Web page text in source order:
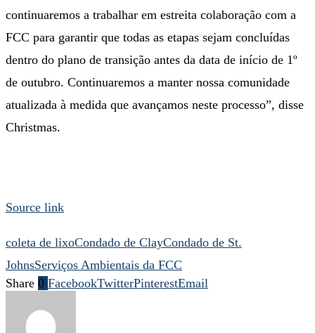
continuaremos a trabalhar em estreita colaboração com a
FCC para garantir que todas as etapas sejam concluídas
dentro do plano de transição antes da data de início de 1º
de outubro. Continuaremos a manter nossa comunidade
atualizada à medida que avançamos neste processo”, disse
Christmas.
Source link
coleta de lixoCondado de ClayCondado de St.
JohnsServiços Ambientais da FCC
Share 0 FacebookTwitterPinterestEmail